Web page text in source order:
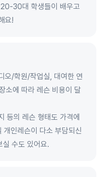
30대 학생들이 배우고
요!
오/학원/작업실, 대여한 연
소에 따라 레슨 비용이 달
등의 레슨 형태도 가격에
개인레슨이 다소 부담되신
실 수도 있어요.